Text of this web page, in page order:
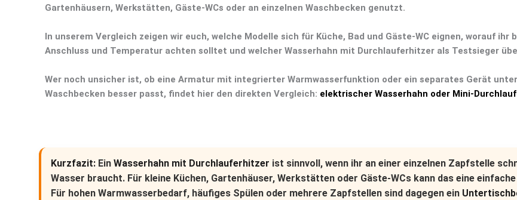
Gartenhäusern, Werkstätten, Gäste-WCs oder an einzelnen Waschbecken genutzt.
In unserem Vergleich zeigen wir euch, welche Modelle sich für Küche, Bad und Gäste-WC eignen, worauf ihr
Anschluss und Temperatur achten solltet und welcher Wasserhahn mit Durchlauferhitzer als Testsieger
Wer noch unsicher ist, ob eine Armatur mit integrierter Warmwasserfunktion oder ein separates Gerät
Waschbecken besser passt, findet hier den direkten Vergleich: elektrischer Wasserhahn oder Mini-
Kurzfazit: Ein Wasserhahn mit Durchlauferhitzer ist sinnvoll, wenn ihr an einer einzelnen Zapfstelle
Wasser braucht. Für kleine Küchen, Gartenhäuser, Werkstätten oder Gäste-WCs kann das eine
Für hohen Warmwasserbedarf, häufiges Spülen oder mehrere Zapfstellen sind dagegen ein